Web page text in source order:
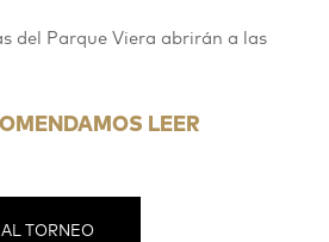
del Parque Viera abrirán a las
LEER
TORNEO